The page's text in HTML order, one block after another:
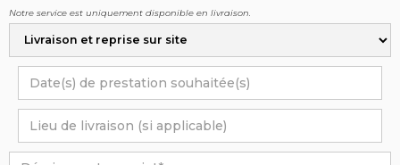
Notre service est uniquement disponible en livraison.